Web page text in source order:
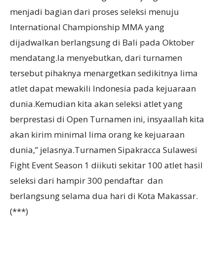
menjadi bagian dari proses seleksi menuju
International Championship MMA yang
dijadwalkan berlangsung di Bali pada Oktober
mendatang.Ia menyebutkan, dari turnamen
tersebut pihaknya menargetkan sedikitnya lima
atlet dapat mewakili Indonesia pada kejuaraan
dunia.Kemudian kita akan seleksi atlet yang
berprestasi di Open Turnamen ini, insyaallah kita
akan kirim minimal lima orang ke kejuaraan
dunia,” jelasnya.Turnamen Sipakracca Sulawesi
Fight Event Season 1 diikuti sekitar 100 atlet hasil
seleksi dari hampir 300 pendaftar dan
berlangsung selama dua hari di Kota Makassar.
(***)